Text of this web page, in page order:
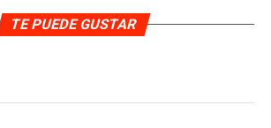
TE PUEDE GUSTAR